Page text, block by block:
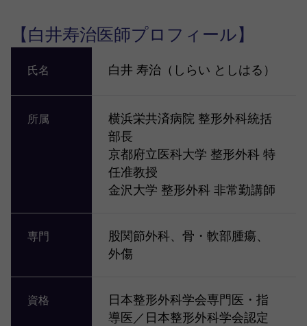
【白井寿治医師プロフィール】
氏名 白井 寿治（しらい としはる）
所属
横浜栄共済病院 整形外科統括
部長
京都府立医科大学 整形外科 特
任准教授
金沢大学 整形外科 非常勤講師
専門
股関節外科、骨・軟部腫瘍、
外傷
資格
日本整形外科学会専門医・指
導医／日本整形外科学会認定